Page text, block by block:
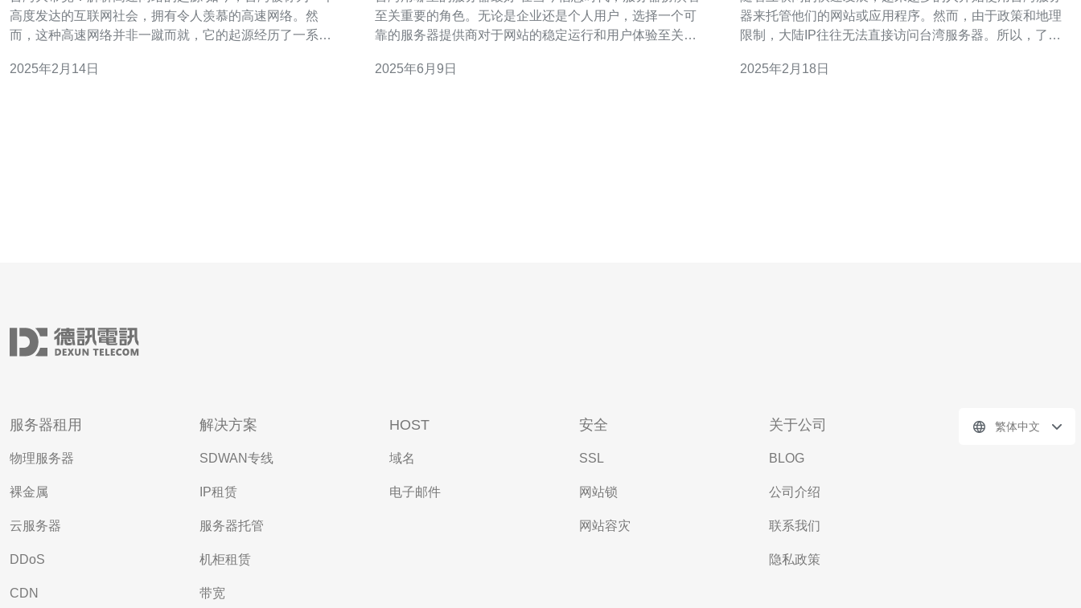
高度发达的互联网社会，拥有令人羡慕的高速网络。然
而，这种高速网络并非一蹴而就，它的起源经历了一系列
在台湾社会中的重要性。 台湾高速网络的起源可以追溯到
2025年2月14日
至关重要的角色。无论是企业还是个人用户，选择一个可
靠的服务器提供商对于网站的稳定运行和用户体验至关重
商尤为重要。那么，台湾用哪里的服务器最好呢？让我们
2025年6月9日
器来托管他们的网站或应用程序。然而，由于政策和地理
限制，大陆IP往往无法直接访问台湾服务器。所以，了解
VPN VPN（Virtual Private Network）是一种通过加密和隧
2025年2月18日
服务器租用
物理服务器
裸金属
云服务器
DDoS
CDN
解决方案
SDWAN专线
IP租赁
服务器托管
机柜租赁
带宽
HOST
域名
电子邮件
安全
SSL
网站锁
网站容灾
关于公司
BLOG
公司介绍
联系我们
隐私政策
繁体中文